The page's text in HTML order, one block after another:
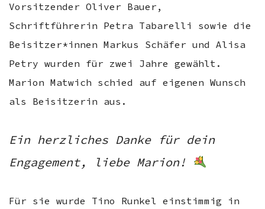
Vorsitzender Oliver Bauer,
Schriftführerin Petra Tabarelli sowie die
Beisitzer*innen Markus Schäfer und Alisa
Petry wurden für zwei Jahre gewählt.
Marion Matwich schied auf eigenen Wunsch
als Beisitzerin aus.
Ein herzliches Danke für dein
Engagement, liebe Marion!
Für sie wurde Tino Runkel einstimmig in